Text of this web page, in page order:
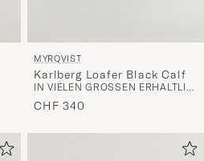
MYRQVIST
Karlberg Loafer Black Calf
IN VIELEN GRÖSSEN ERHÄLTLICH
CHF 340